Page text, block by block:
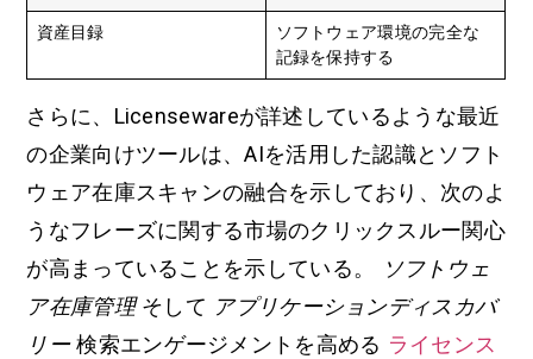
資産目録
ソフトウェア環境の完全な
記録を保持する
さらに、Licensewareが詳述しているような最近
の企業向けツールは、AIを活用した認識とソフト
ウェア在庫スキャンの融合を示しており、次のよ
うなフレーズに関する市場のクリックスルー関心
が高まっていることを示している。
ソフトウェ
ア在庫管理そして アプリケーションディスカバ
リー検索エンゲージメントを高める ライセンス